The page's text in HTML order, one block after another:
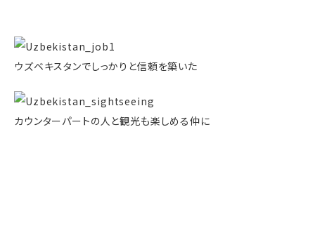
ウズベキスタンでしっかりと信頼を築いた
カウンターパートの人と観光も楽しめる仲に